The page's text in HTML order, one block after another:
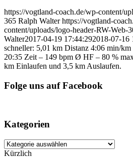
https://vogtland-coach.de/wp-content/
365 Ralph Walter https://vogtland-
content/uploads/logo-header-RW-Web-
Walter2017-04-19 17:44:292018-07-16
schneller: 5,01 km Distanz 4:06 min/
20:35 Zeit – 149 bpm Ø HF – 80 %
km Einlaufen und 3,5 km Auslaufen.
Folge uns auf Facebook
Kategorien
Kategorien
Kürzlich